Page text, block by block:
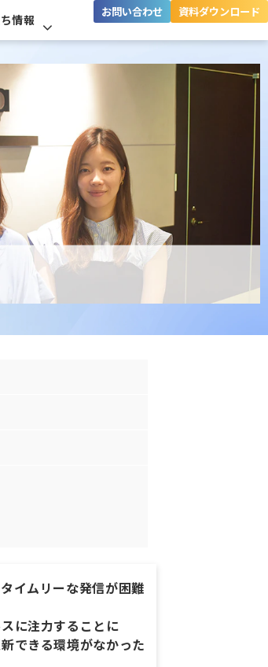
情報
お問い合わせ 資料ダウンロード
イムリーな発信が困難
に注力することに
できる環境がなかった